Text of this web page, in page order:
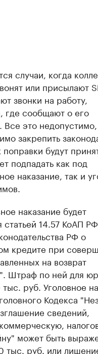
случаи, когда
или присылают
звонки на работу,
где сообщают о его
Все это
закрепить
будут
подпадать как под
наказание, так и
наказание будет
статьей 14.57 КоАП РФ
РФ о
кредите при
на возврат
Штраф по ней для
руб. Уголовное
Кодекса
сведений,
может быть
тыс. руб. или